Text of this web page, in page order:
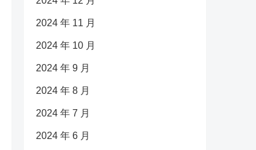
2024 年 11 月
2024 年 10 月
2024 年 9 月
2024 年 8 月
2024 年 7 月
2024 年 6 月